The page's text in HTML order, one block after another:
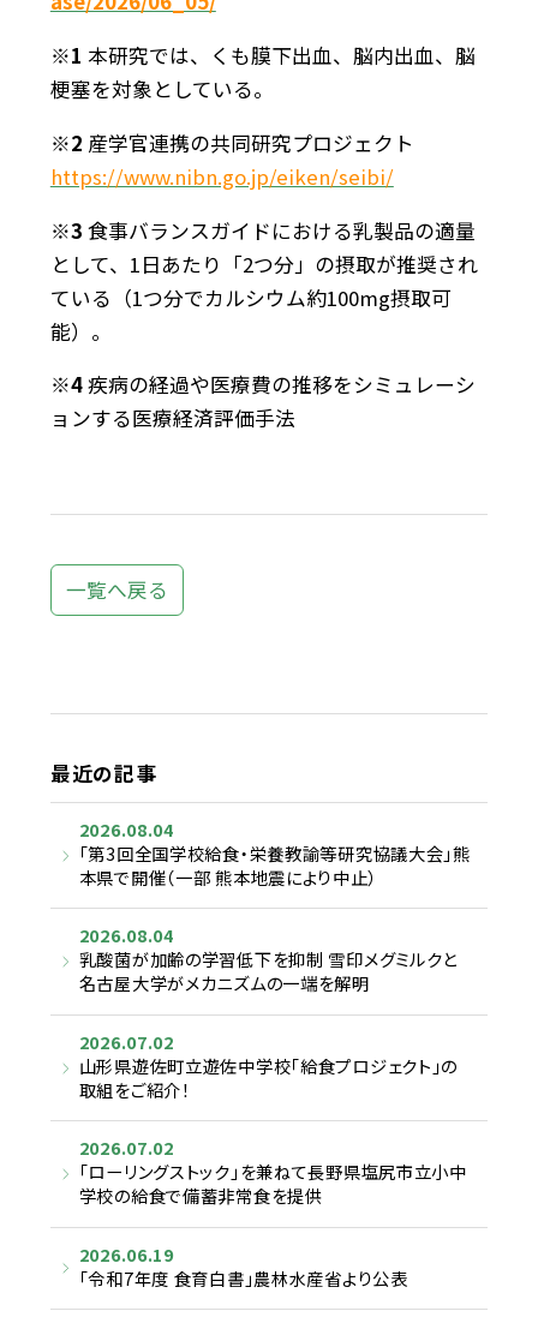
※1 本研究では、くも膜下出血、脳内出血、脳
梗塞を対象としている。
※2 産学官連携の共同研究プロジェクト
https://www.nibn.go.jp/eiken/seibi/
※3 食事バランスガイドにおける乳製品の適量
として、1日あたり「2つ分」の摂取が推奨され
ている（1つ分でカルシウム約100mg摂取可
能）。
※4疾病の経過や医療費の推移をシミュレーシ
ョンする医療経済評価手法
一覧へ戻る
最近の記事
2026.08.04
「第3回全国学校給食・栄養教諭等研究協議大会」熊
本県で開催（一部 熊本地震により中止）
2026.08.04
乳酸菌が加齢の学習低下を抑制 雪印メグミルクと
名古屋大学がメカニズムの一端を解明
2026.07.02
山形県遊佐町立遊佐中学校「給食プロジェクト」の
取組をご紹介！
2026.07.02
「ローリングストック」を兼ねて長野県塩尻市立小中
学校の給食で備蓄非常食を提供
2026.06.19
「令和7年度 食育白書」農林水産省より公表